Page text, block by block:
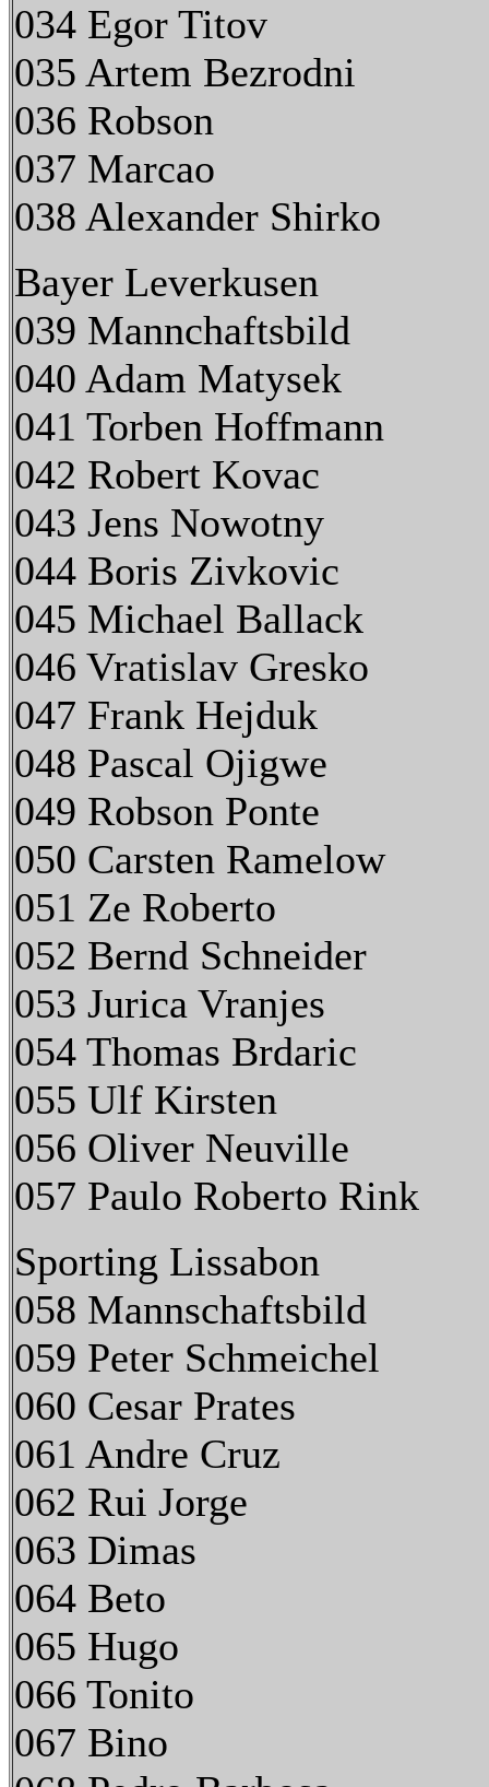
034 Egor Titov
035 Artem Bezrodni
036 Robson
037 Marcao
038 Alexander Shirko
Bayer Leverkusen
039 Mannchaftsbild
040 Adam Matysek
041 Torben Hoffmann
042 Robert Kovac
043 Jens Nowotny
044 Boris Zivkovic
045 Michael Ballack
046 Vratislav Gresko
047 Frank Hejduk
048 Pascal Ojigwe
049 Robson Ponte
050 Carsten Ramelow
051 Ze Roberto
052 Bernd Schneider
053 Jurica Vranjes
054 Thomas Brdaric
055 Ulf Kirsten
056 Oliver Neuville
057 Paulo Roberto Rink
Sporting Lissabon
058 Mannschaftsbild
059 Peter Schmeichel
060 Cesar Prates
061 Andre Cruz
062 Rui Jorge
063 Dimas
064 Beto
065 Hugo
066 Tonito
067 Bino